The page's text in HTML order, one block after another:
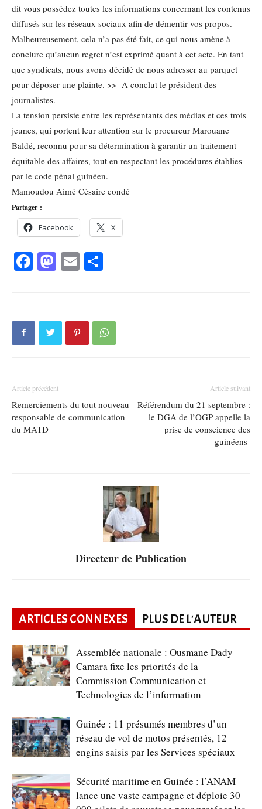
dit vous possédez toutes les informations concernant les contenus
diffusés sur les réseaux sociaux afin de démentir vos propos.
Malheureusement, cela n’a pas été fait, ce qui nous amène à
conclure qu’aucun regret n’est exprimé quant à cet acte. En tant
que syndicats, nous avons décidé de nous adresser au parquet
pour déposer une plainte. >> A conclut le président des
journalistes.
La tension persiste entre les représentants des médias et ces trois
jeunes, qui portent leur attention sur le procureur Marouane
Baldé, reconnu pour sa détermination à garantir un traitement
équitable des affaires, tout en respectant les procédures établies
par le code pénal guinéen.
Mamoudou Aimé Césaire condé
Partager :
Facebook X
Facebook
Mastodon
Email
Article précédent
Remerciements du tout nouveau
responsable de communication
du MATD
Article suivant
Référendum du 21 septembre :
le DGA de l’OGP appelle la
prise de conscience des
guinéens
Directeur de Publication
ARTICLES CONNEXES PLUS DE L'AUTEUR
Assemblée nationale : Ousmane Dady
Camara fixe les priorités de la
Commission Communication et
Technologies de l’information
Guinée : 11 présumés membres d’un
réseau de vol de motos présentés, 12
engins saisis par les Services spéciaux
Sécurité maritime en Guinée : l’ANAM
lance une vaste campagne et déploie 30